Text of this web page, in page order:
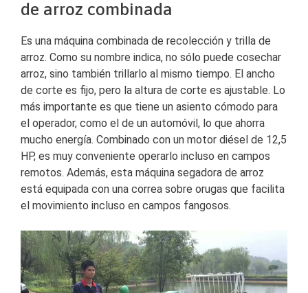
de arroz combinada
Es una máquina combinada de recolección y trilla de
arroz. Como su nombre indica, no sólo puede cosechar
arroz, sino también trillarlo al mismo tiempo. El ancho
de corte es fijo, pero la altura de corte es ajustable. Lo
más importante es que tiene un asiento cómodo para
el operador, como el de un automóvil, lo que ahorra
mucho energía. Combinado con un motor diésel de 12,5
HP, es muy conveniente operarlo incluso en campos
remotos. Además, esta máquina segadora de arroz
está equipada con una correa sobre orugas que facilita
el movimiento incluso en campos fangosos.